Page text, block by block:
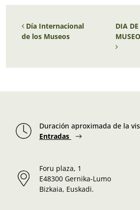
Navegación de
Día Internacional
de los Museos
DIA DE
Duración aproximada de la
Entradas
Foru plaza, 1
E48300 Gernika-Lumo
Bizkaia, Euskadi.